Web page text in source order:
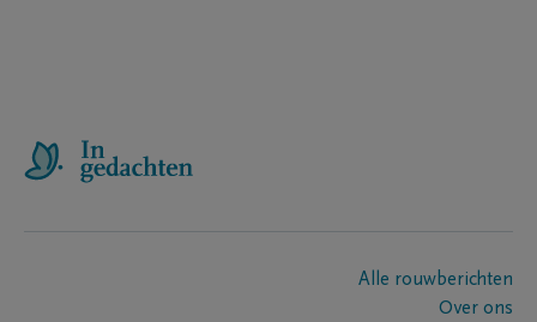
Alle rouwberichten
Over ons